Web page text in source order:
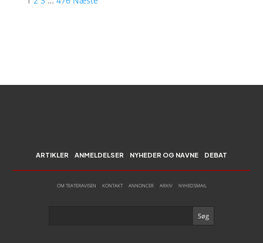
ARTIKLER ANMELDELSER NYHEDER OG NAVNE DEBAT
OM TEATERAVISEN KONTAKT ANNONCER ARKIV NYHEDSMAIL